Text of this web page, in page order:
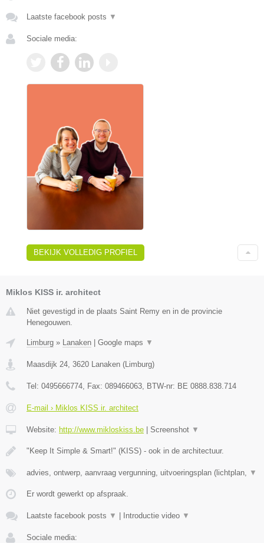
Laatste facebook posts ▼
Sociale media:
BEKIJK VOLLEDIG PROFIEL
Miklos KISS ir. architect
Niet gevestigd in de plaats Saint Remy en in de provincie
Henegouwen.
Limburg » Lanaken Google maps ▼
Maasdijk 24, 3620 Lanaken (Limburg)
Tel: 0495666774, Fax: 089466063, BTW-nr: BE 0888.838.714
E-mail › Miklos KISS ir. architect
Website: http://www.mikloskiss.be Screenshot ▼
"Keep It Simple & Smart!" (KISS) - ook in de architectuur.
advies, ontwerp, aanvraag vergunning, uitvoeringsplan (lichtplan, ▼
Er wordt gewerkt op afspraak.
Laatste facebook posts ▼ Introductie video ▼
Sociale media: